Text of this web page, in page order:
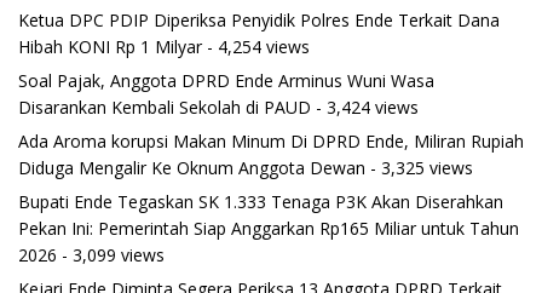
Ketua DPC PDIP Diperiksa Penyidik Polres Ende Terkait Dana
Hibah KONI Rp 1 Milyar- 4,254 views
Soal Pajak, Anggota DPRD Ende Arminus Wuni Wasa
Disarankan Kembali Sekolah di PAUD - 3,424 views
Ada Aroma korupsi Makan Minum Di DPRD Ende, Miliran Rupiah
Diduga Mengalir Ke Oknum Anggota Dewan - 3,325 views
Bupati Ende Tegaskan SK 1.333 Tenaga P3K Akan Diserahkan
Pekan Ini: Pemerintah Siap Anggarkan Rp165 Miliar untuk Tahun
2026 - 3,099 views